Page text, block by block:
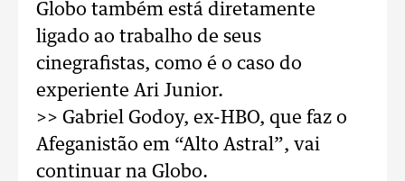
Globo também está diretamente
ligado ao trabalho de seus
cinegrafistas, como é o caso do
experiente Ari Junior.
>> Gabriel Godoy, ex-HBO, que faz o
Afeganistão em “Alto Astral”, vai
continuar na Globo.